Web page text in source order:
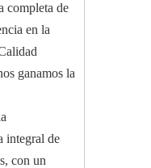
completa de
en la
ganamos la
integral de
con un